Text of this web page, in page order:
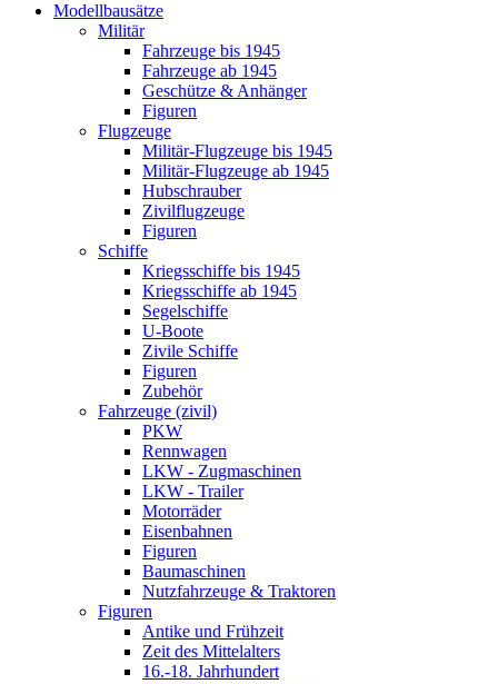
Modellbausätze
Militär
Fahrzeuge bis 1945
Fahrzeuge ab 1945
Geschütze & Anhänger
Figuren
Flugzeuge
Militär-Flugzeuge bis 1945
Militär-Flugzeuge ab 1945
Hubschrauber
Zivilflugzeuge
Figuren
Schiffe
Kriegsschiffe bis 1945
Kriegsschiffe ab 1945
Segelschiffe
U-Boote
Zivile Schiffe
Figuren
Zubehör
Fahrzeuge (zivil)
PKW
Rennwagen
LKW - Zugmaschinen
LKW - Trailer
Motorräder
Eisenbahnen
Figuren
Baumaschinen
Nutzfahrzeuge & Traktoren
Figuren
Antike und Frühzeit
Zeit des Mittelalters
16.-18. Jahrhundert